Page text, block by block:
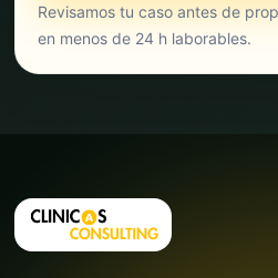
Revisamos tu caso antes de
en menos de 24 h laborables.